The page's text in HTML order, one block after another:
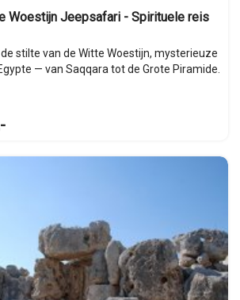
Woestijn Jeepsafari - Spirituele reis
stilte van de Witte Woestijn, mysterieuze
— van Saqqara tot de Grote Piramide.